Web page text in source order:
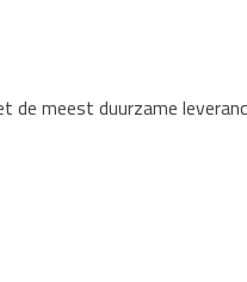
de meest duurzame